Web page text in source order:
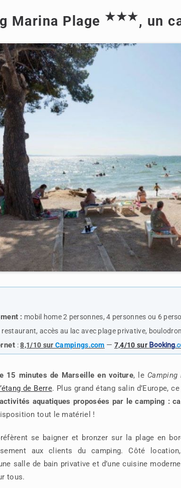
Marina Plage ★★★, un
t : mobil home 2 personnes, 4 personnes ou 6
restaurant, accès au lac avec plage privative,
:8,1/10 sur Campings.com — 7,4/10 sur Booking
15 minutes de Marseille en voiture, le Camping
l’étang de Berre. Plus grand étang salin d’Europe,
aquatiques proposées par le camping :
tout le matériel !
se baigner et bronzer sur la plage en
aux clients du camping. Côté
salle de bain privative et d’une cuisine
tous.